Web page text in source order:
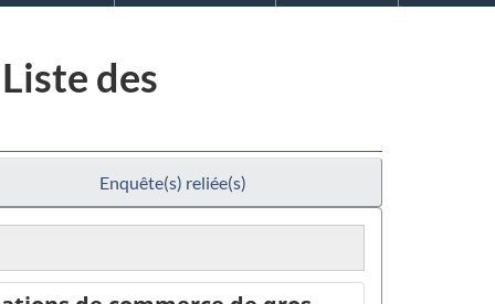
des
Enquête(s) reliée(s)